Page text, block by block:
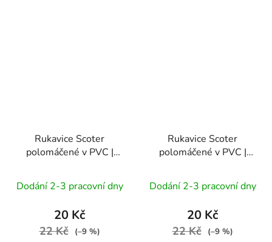
Rukavice Scoter
polomáčené v PVC |
Dodání 2-3 pracovní dny
20 Kč
22 Kč (–9 %)
Rukavice Scoter
polomáčené v PVC |
Dodání 2-3 pracovní dny
20 Kč
22 Kč (–9 %)